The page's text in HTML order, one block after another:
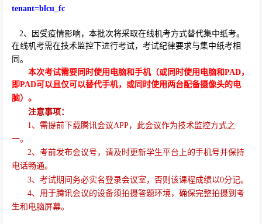
tenant=blcu_fc
2、
因受疫情影响，本批次将采取在线机考方式替代集中纸考。
在线机考需在技术监控下进行考试，考试纪律要求与集中纸考相
同。
本次考试需要同时使用电脑和手机（或同时使用电脑和PAD，
即PAD可以且仅可以替代手机，或同时使用两台配备摄像头的电
脑）。
注意事项：
1、需提前下载腾讯会议APP，此会议作为技术监控方式之
一。
2、考前发布会议号，请及时更新学生平台上的手机号并保持
电话畅通。
3、考试期间务必实名登录会议室，否则该课程成绩以0分记。
4、用于腾讯会议的设备须拍摄答题环境，确保完整拍摄到考
生和电脑屏幕。